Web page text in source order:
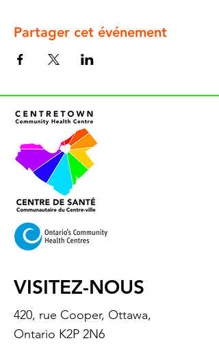
Partager cet événement
VISITEZ-NOUS
420, rue Cooper, Ottawa,
Ontario K2P 2N6